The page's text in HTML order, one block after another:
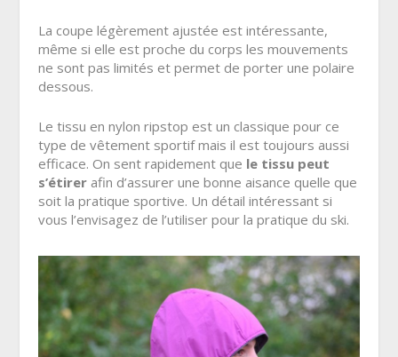
La coupe légèrement ajustée est intéressante,
même si elle est proche du corps les mouvements
ne sont pas limités et permet de porter une polaire
dessous.
Le tissu en nylon ripstop est un classique pour ce
type de vêtement sportif mais il est toujours aussi
efficace. On sent rapidement que le tissu peut
s’étirerafin d’assurer une bonne aisance quelle que
soit la pratique sportive. Un détail intéressant si
vous l’envisagez de l’utiliser pour la pratique du ski.